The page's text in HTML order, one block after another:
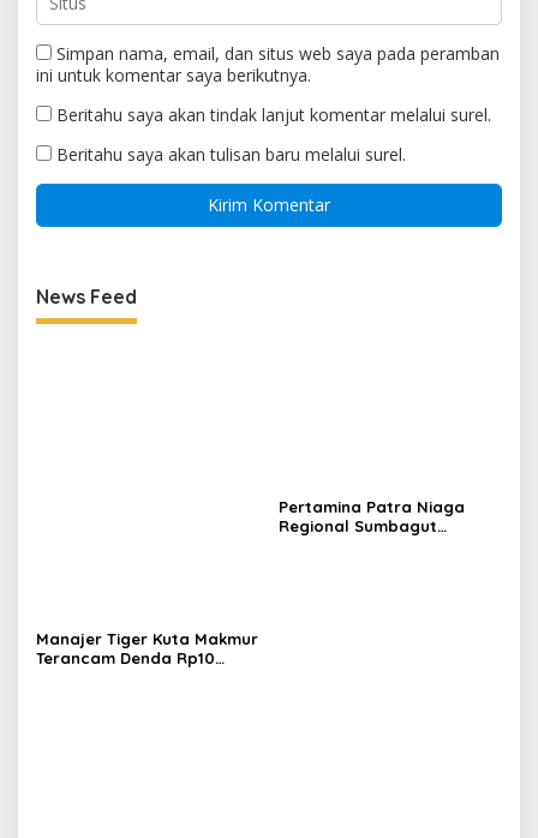
Simpan nama, email, dan situs web saya pada peramban
ini untuk komentar saya berikutnya.
Beritahu saya akan tindak lanjut komentar melalui surel.
Beritahu saya akan tulisan baru melalui surel.
News Feed
Manajer Tiger Kuta Makmur
Terancam Denda Rp10
Pertamina Patra Niaga
Regional Sumbagut